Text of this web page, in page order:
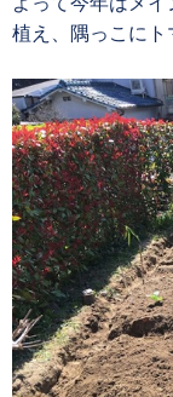
植え、隅っこにト